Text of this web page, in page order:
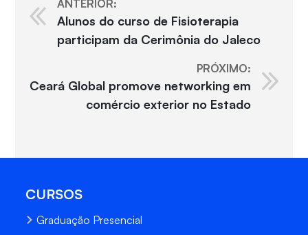
ANTERIOR:
Alunos do curso de Fisioterapia
participam da Cerimônia do Jaleco
PRÓXIMO:
Ceará Global promove networking em
comércio exterior no Estado
CURSOS
Graduação Presencial